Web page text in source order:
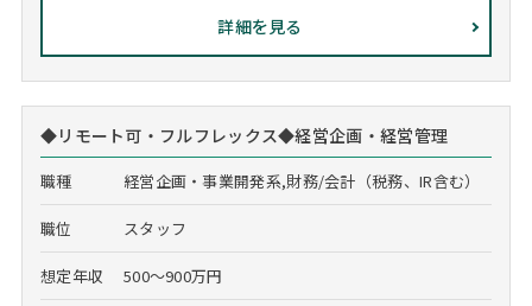
詳細を見る
◆リモート可・フルフレックス◆経営企画・経営管理
職種 経営企画・事業開発系,財務/会計（税務、IR含む）
職位 スタッフ
想定年収 500～900万円